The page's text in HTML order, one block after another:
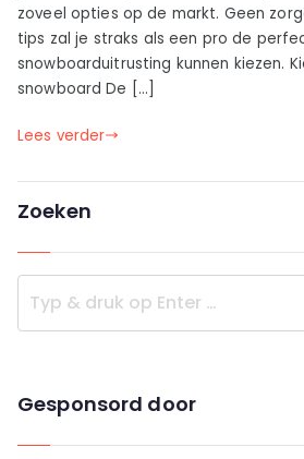
zoveel opties op de markt. Geen
tips zal je straks als een pro de
snowboarduitrusting kunnen kiezen.
snowboard De […]
Lees verder
Zoeken
Gesponsord door